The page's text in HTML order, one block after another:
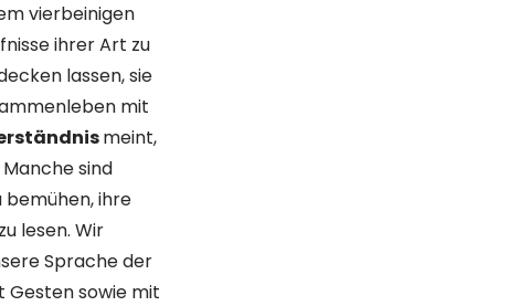
vierbeinigen
ihrer Art zu
lassen, sie
mit
meint,
sind
bemühen, ihre
lesen. Wir
Sprache der
Gesten sowie mit